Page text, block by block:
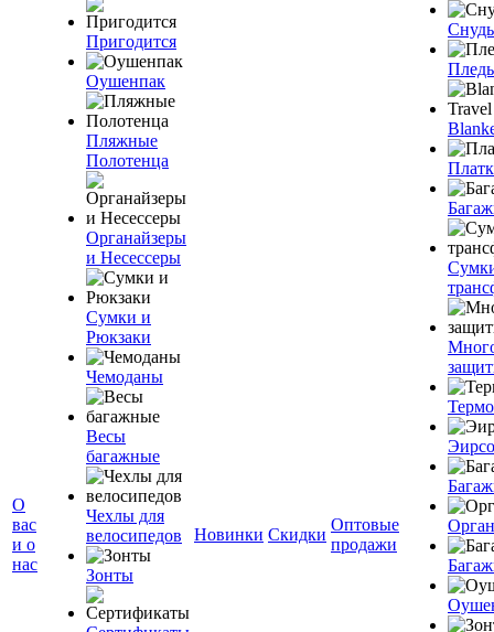
О
вас
и о
нас
Пригодится
Оушенпак
Пляжные
Полотенца
Органайзеры
и Несессеры
Сумки и
Рюкзаки
Чемоданы
Весы
багажные
Чехлы для
велосипедов
Зонты
Новинки Скидки
Оптовые
продажи